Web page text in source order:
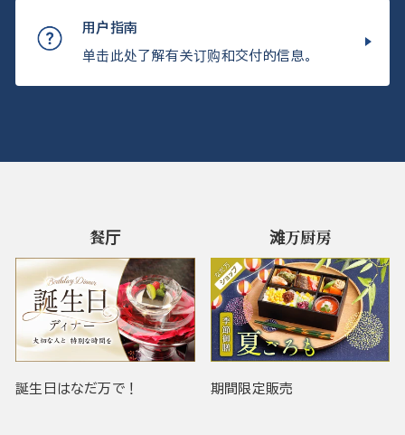
用户指南
单击此处了解有关订购和交付的信息。
餐厅
誕生日はなだ万で！
滩万厨房
期間限定販売